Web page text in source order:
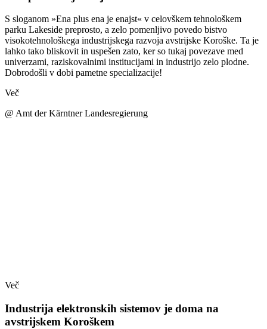
S sloganom »Ena plus ena je enajst« v celovškem tehnološkem
parku Lakeside preprosto, a zelo pomenljivo povedo bistvo
visokotehnološkega industrijskega razvoja avstrijske Koroške. Ta je
lahko tako bliskovit in uspešen zato, ker so tukaj povezave med
univerzami, raziskovalnimi institucijami in industrijo zelo plodne.
Dobrodošli v dobi pametne specializacije!
Več
@ Amt der Kärntner Landesregierung
Več
Industrija elektronskih sistemov je doma na
avstrijskem Koroškem